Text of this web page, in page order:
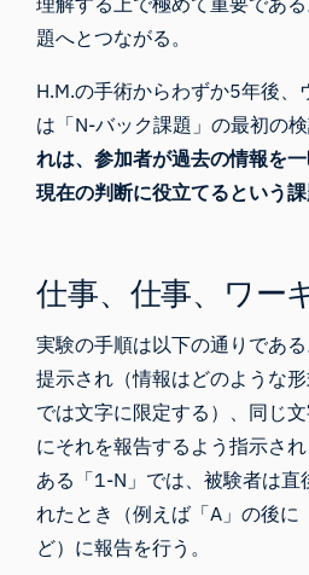
題へとつながる。
H.M.の手術からわずか5年後、
は「N-バック課題」の最初の検
れは、参加者が過去の情報を
現在の判断に役立てるという
仕事、仕事、ワー
実験の手順は以下の通りであ
提示され（情報はどのような
では文字に限定する）、同じ
にそれを報告するよう指示さ
ある「1-N」では、被験者は直
れたとき（例えば「A」の後に
ど）に報告を行う。